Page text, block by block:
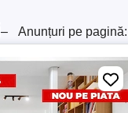
– Anunțuri pe pagină: